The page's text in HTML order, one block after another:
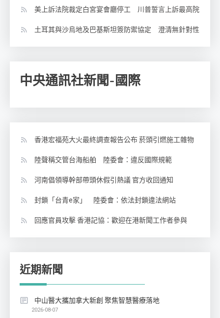
美上訴法院裁定白宮宴會廳停工 川普誓言上訴最高院
土耳其與沙烏地及巴基斯坦簽防禦協定 澄清無針對性
中央通訊社新聞-國際
香港宏福苑大火最終調查報告公布 菸頭引燃施工雜物
陸聲稱交管台海船舶 陸委會：違反國際規範
河南倡領導幹部帶頭休假引熱議 官方收回通知
封鎖「台青e家」 陸委會：依法封鎖違法網站
回應官員攻擊 香港記協：歡迎在港新聞工作者參與
近期新聞
中山醫大攜加拿大新創 聚焦智慧醫療落地
2026-08-07